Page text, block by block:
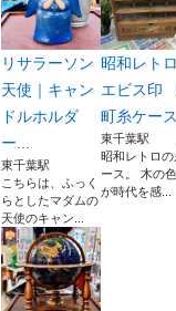
リサラーソン
天使｜キャン
ドルホルダ
ー...
東千葉駅
こちらは、ふっく
らとしたマダムの
天使のキャン...
昭和レト
エビス印
町糸ケース
東千葉駅
昭和レトロの
ース。 木の
が時代を感...